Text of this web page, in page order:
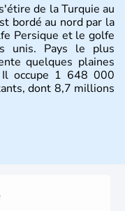
de la Turquie au
bordé au nord par la
Persique et le golfe
unis. Pays le plus
quelques plaines
occupe 1 648 000
dont 8,7 millions